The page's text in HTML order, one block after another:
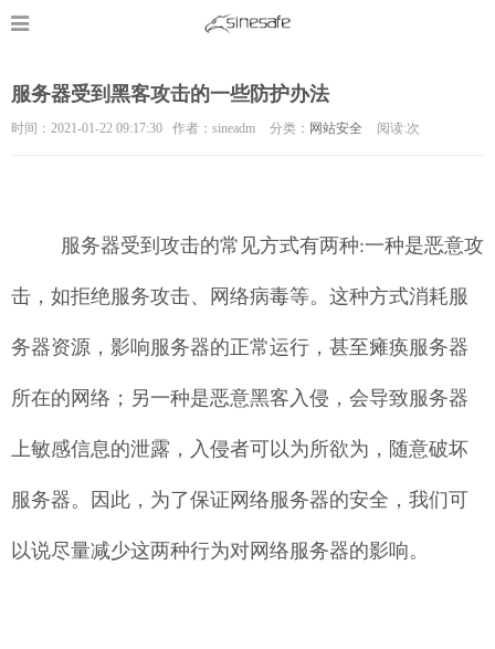
服务器受到黑客攻击的一些防护办法
时间：2021-01-22 09:17:30 作者：sineadm 分类： 网站安全 阅读:次
服务器受到攻击的常见方式有两种:一种是恶意攻
击，如拒绝服务攻击、网络病毒等。这种方式消耗服
务器资源，影响服务器的正常运行，甚至瘫痪服务器
所在的网络；另一种是恶意黑客入侵，会导致服务器
上敏感信息的泄露，入侵者可以为所欲为，随意破坏
服务器。因此，为了保证网络服务器的安全，我们可
以说尽量减少这两种行为对网络服务器的影响。